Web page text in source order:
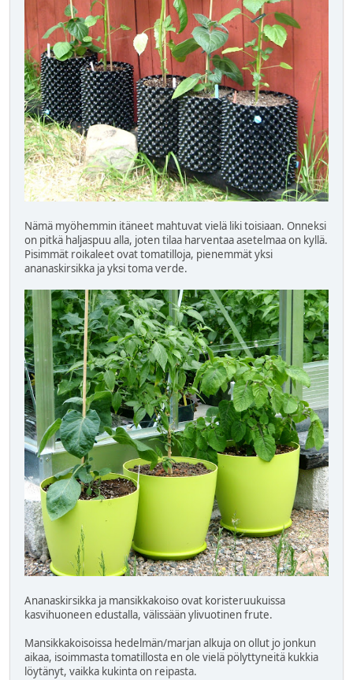
Nämä myöhemmin itäneet mahtuvat vielä liki toisiaan. Onneksi
on pitkä haljaspuu alla, joten tilaa harventaa asetelmaa on kyllä.
Pisimmät roikaleet ovat tomatilloja, pienemmät yksi
ananaskirsikka ja yksi toma verde.
Ananaskirsikka ja mansikkakoiso ovat koristeruukuissa
kasvihuoneen edustalla, välissään ylivuotinen frute.
Mansikkakoisoissa hedelmän/marjan alkuja on ollut jo jonkun
aikaa, isoimmasta tomatillosta en ole vielä pölyttyneitä kukkia
löytänyt, vaikka kukinta on reipasta.